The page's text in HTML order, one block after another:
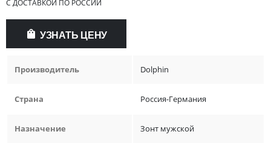
С ДОСТАВКОЙ ПО РОССИИ
УЗНАТЬ ЦЕНУ
Производитель Dolphin
Страна Россия-Германия
Назначение Зонт мужской